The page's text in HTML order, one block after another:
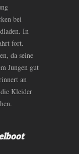
bei
In
fort.
da seine
Jungen gut
an
Kleider